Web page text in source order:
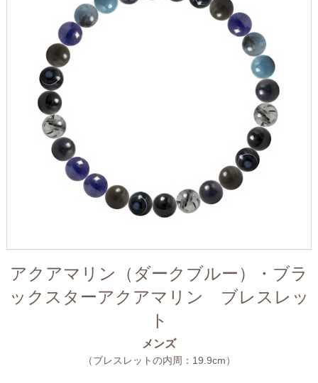
アクアマリン（ダークブルー）・ブラ
ックスターアクアマリン ブレスレッ
ト
メンズ
（ブレスレットの内周：19.9cm）